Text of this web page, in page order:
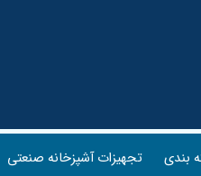
بندی تجهیزات آشپزخانه صنعتی